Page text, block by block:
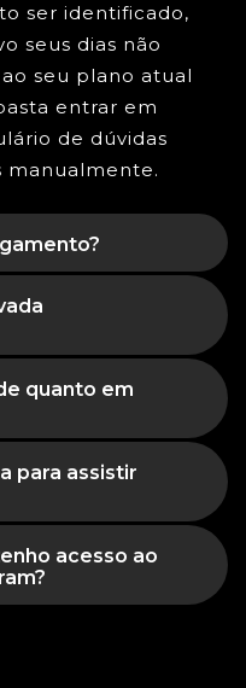
ser identificado,
seus dias não
seu plano atual
entrar em
de dúvidas
manualmente.
quanto em
para assistir
acesso ao